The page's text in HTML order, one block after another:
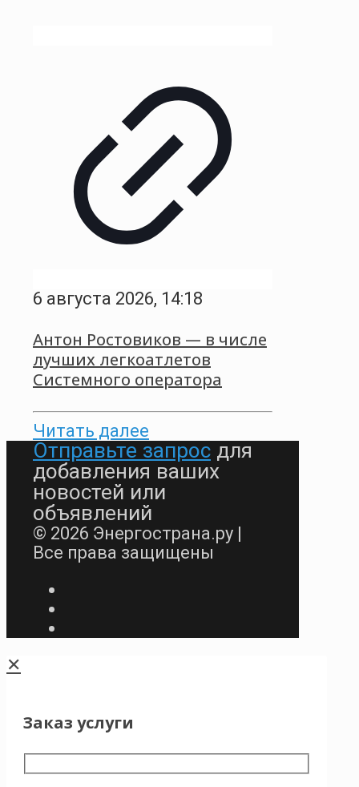
6 августа 2026, 14:18
Антон Ростовиков — в числе
лучших легкоатлетов
Системного оператора
Читать далее
Отправьте запрос для
добавления ваших
новостей или
объявлений
© 2026 Энергострана.ру |
Все права защищены
✕
Заказ услуги